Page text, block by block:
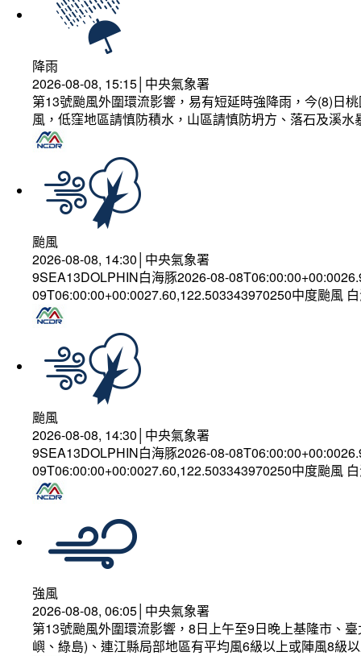
降雨
2026-08-08, 15:15│中央氣象署
第13號颱風外圍環流影響，易有短延時強降雨，今(8)日
風，低窪地區請慎防積水，山區請慎防坍方、落石及溪
颱風
2026-08-08, 14:30│中央氣象署
9SEA13DOLPHIN白海豚2026-08-
09T06:00:00+00:0027.60,122.503343970250中度颱風
颱風
2026-08-08, 14:30│中央氣象署
9SEA13DOLPHIN白海豚2026-08-
09T06:00:00+00:0027.60,122.503343970250中度颱風
強風
2026-08-08, 06:05│中央氣象署
第13號颱風外圍環流影響，8日上午至9日晚上基隆市、
嶼、綠島)、連江縣局部地區有平均風6級以上或陣風8級